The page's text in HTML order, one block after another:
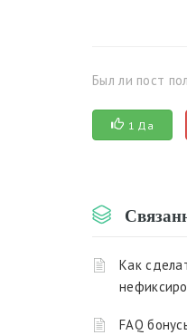
Был ли пост
1 Да
Как
FAQ